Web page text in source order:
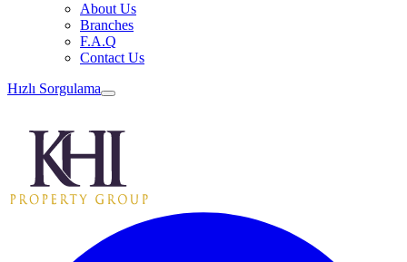
About Us
Branches
F.A.Q
Contact Us
Hızlı Sorgulama